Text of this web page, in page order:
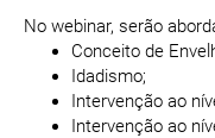
No webinar, serão
Conceito de
Idadismo;
Intervenção ao
Intervenção ao